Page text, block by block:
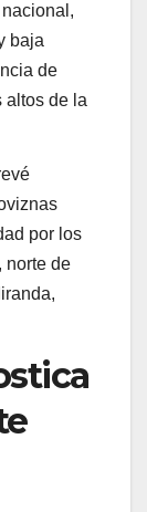
baja
de
altos de la
por los
norte de